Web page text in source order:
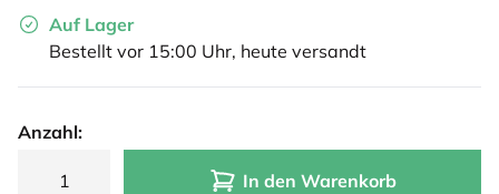
Auf Lager
Bestellt vor 15:00 Uhr, heute versandt
Anzahl:
In den Warenkorb